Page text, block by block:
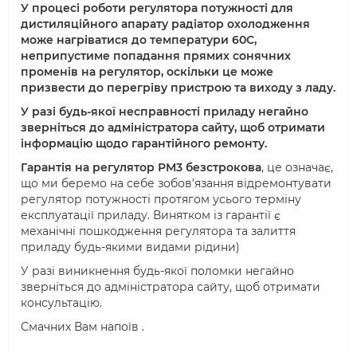
У процесі роботи регулятора потужності для
дистиляційного апарату радіатор охолодження
може нагріватися до температури 60С,
неприпустиме попадання прямих сонячних
променів на регулятор, оскільки це може
призвести до перегріву пристрою та виходу з ладу.
У разі будь-якої несправності приладу негайно
зверніться до адміністратора сайту, щоб отримати
інформацію щодо гарантійного ремонту.
Гарантія на регулятор РМ3 безстрокова, це означає,
що ми беремо на себе зобов'язання відремонтувати
регулятор потужності протягом усього терміну
експлуатації приладу. Винятком із гарантії є
механічні пошкодження регулятора та залиття
приладу будь-якими видами рідини)
У разі виникнення будь-якої поломки негайно
зверніться до адміністратора сайту, щоб отримати
консультацію.
Смачних Вам напоїв .